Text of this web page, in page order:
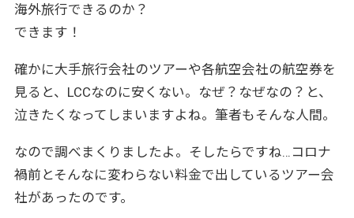
海外旅行できるのか？
できます！
確かに大手旅行会社のツアーや各航空会社の航空券を
見ると、LCCなのに安くない。なぜ？なぜなの？と、
泣きたくなってしまいますよね。筆者もそんな人間。
なので調べまくりましたよ。そしたらですね…コロナ
禍前とそんなに変わらない料金で出しているツアー会
社があったのです。